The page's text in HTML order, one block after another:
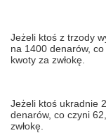
Jeżeli ktoś z trzody
na 1400 denarów,
kwoty za zwłokę.
Jeżeli ktoś ukradnie
denarów, co czyni
zwłokę.